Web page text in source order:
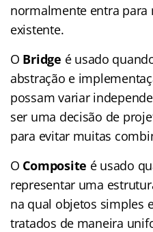
normalmente entra para
existente.
O Bridge é usado
abstração e
possam variar
ser uma decisão de
para evitar muitas
O Composite é usado
representar uma
na qual objetos simples
tratados de maneira